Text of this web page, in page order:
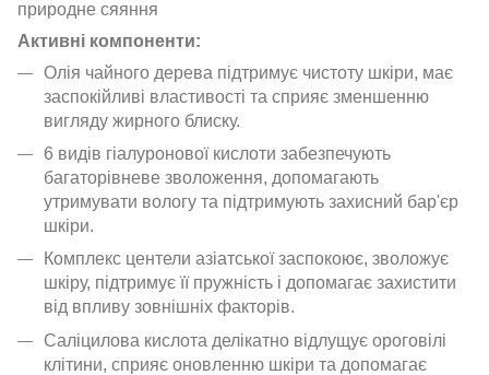
природне сяяння
Активні компоненти:
Олія чайного дерева підтримує чистоту шкіри, має
заспокійливі властивості та сприяє зменшенню
вигляду жирного блиску.
6 видів гіалуронової кислоти забезпечують
багаторівневе зволоження, допомагають
утримувати вологу та підтримують захисний бар'єр
шкіри.
Комплекс центели азіатської заспокоює, зволожує
шкіру, підтримує її пружність і допомагає захистити
від впливу зовнішніх факторів.
Саліцилова кислота делікатно відлущує ороговілі
клітини, сприяє оновленню шкіри та допомагає